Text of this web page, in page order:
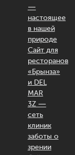
—
настоящее
в нашей
природе
Сайт для
ресторанов
«Брынза»
и DEL
MAR
3Z —
сеть
клиник
заботы о
зрении